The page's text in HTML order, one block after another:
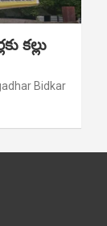
కల్లు
Bidkar